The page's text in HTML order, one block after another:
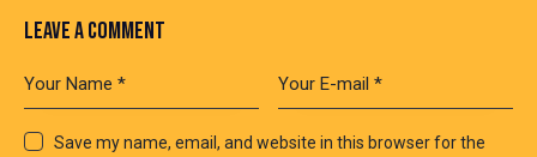
LEAVE A COMMENT
Save my name, email, and website in this browser for the